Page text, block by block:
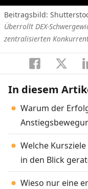
Beitragsbild:
Überrollt DEX-
zentralisierten
In diesem
Warum der
Welche
in den Blick
Wieso nur eine